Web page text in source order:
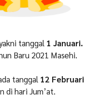
tanggal 1 Januari.
Baru 2021 Masehi.
tanggal 12 Februari
di hari Jum’at.